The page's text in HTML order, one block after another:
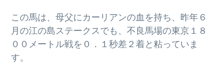
この馬は、母父にカーリアンの血を持ち、昨年６
月の江の島ステークスでも、不良馬場の東京１８
００メートル戦を０．１秒差２着と粘っていま
す。